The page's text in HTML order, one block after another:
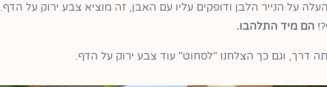
על הנייר הלבן ודופקים עליו עם האבן, זה מוציא צבע ירוק על הדף.
הם מיד התלהבו.
דרך, וגם כך הצלחנו "לסחוט" עוד צבע ירוק על הדף.